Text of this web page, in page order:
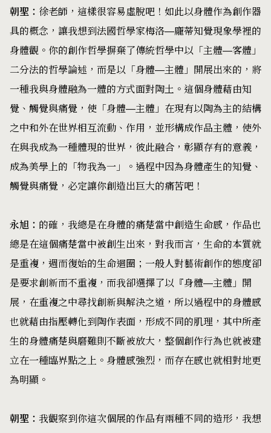
朝聖： 徐老師，這樣很容易虛脫吧！如此以身體作為創作器
具的概念，讓我想到法國哲學家梅洛—龐蒂知覺現象學裡的
身體觀。你的創作哲學摒棄了傳統哲學中以「主體—客體」
二分法的哲學論述，而是以「身體—主體」開展出來的，將
一種我與身體融為一體的方式面對陶土。這個身體藉由知
覺、觸覺與痛覺，使「身體—主體」在現有以陶為主的結構
之中和外在世界相互流動、作用，並形構成作品主體，使外
在與我成為一種體現的世界，彼此融合，彰顯存有的意義，
成為美學上的「物我為一」。過程中因為身體產生的知覺、
觸覺與痛覺，必定讓你創造出巨大的痛苦吧！
永旭： 的確，我總是在身體的痛楚當中創造生命感，作品也
總是在這個痛楚當中被創生出來，對我而言，生命的本質就
是重複，週而復始的生命迴圈；一般人對藝術創作的態度卻
是要求創新而不重複，而我卻選擇了以『身體—主體」開
展，在重複之中尋找創新與解決之道，所以過程中的身體感
也就藉由指壓轉化到陶作表面，形成不同的肌理，其中所產
生的身體痛楚與磨難則不斷被放大，整個創作行為也就被建
立在一種臨界點之上。身體感強烈，而存在感也就相對地更
為明顯。
朝聖： 我觀察到你這次個展的作品有兩種不同的造形，我想